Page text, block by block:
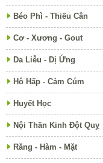
Béo Phì - Thiếu Cân
Cơ - Xương - Gout
Da Liễu - Dị Ứng
Hô Hấp - Cảm Cúm
Huyết Học
Nội Thần Kinh Đột Quỵ
Răng - Hàm - Mặt